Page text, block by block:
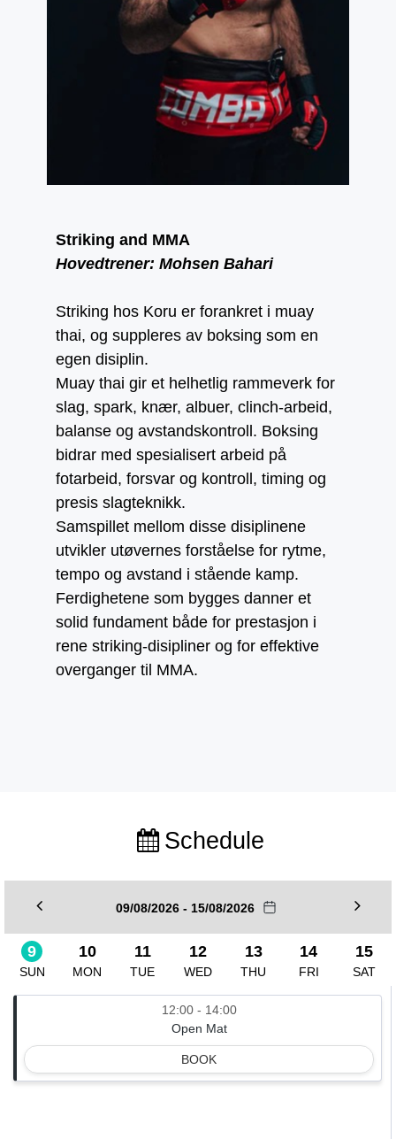
Striking and MMA
Hovedtrener: Mohsen Bahari
Striking hos Koru er forankret i muay
thai, og suppleres av boksing som en
egen disiplin.
Muay thai gir et helhetlig rammeverk for
slag, spark, knær, albuer, clinch-arbeid,
balanse og avstandskontroll. Boksing
bidrar med spesialisert arbeid på
fotarbeid, forsvar og kontroll, timing og
presis slagteknikk.
Samspillet mellom disse disiplinene
utvikler utøvernes forståelse for rytme,
tempo og avstand i stående kamp.
Ferdighetene som bygges danner et
solid fundament både for prestasjon i
rene striking-disipliner og for effektive
overganger til MMA.
Schedule
09/08/2026 - 15/08/2026
9
SUN
10
MON
11
TUE
12
WED
13
THU
14
FRI
15
SAT
12:00 - 14:00
Open Mat
BOOK